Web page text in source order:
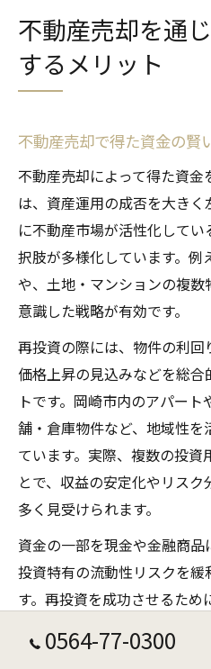
不動産売却を通
するメリット
不動産売却で得た資金の賢
不動産売却によって得た資
は、資産運用の成否を大きく
に不動産市場が活性化して
択肢が多様化しています。
や、土地・マンションの複
意識した戦略が有効です。
再投資の際には、物件の利
価格上昇の見込みなどを総
トです。岡崎市内のアパー
舗・倉庫物件など、地域性
ています。実際、複数の投資
とで、収益の安定化やリス
多く見受けられます。
資金の一部を現金や金融商
投資特有の流動性リスクを
す。再投資を成功させるた
ら市場動向を継続的にチェ
の資産移動を心掛けましょう。
0564-77-0300